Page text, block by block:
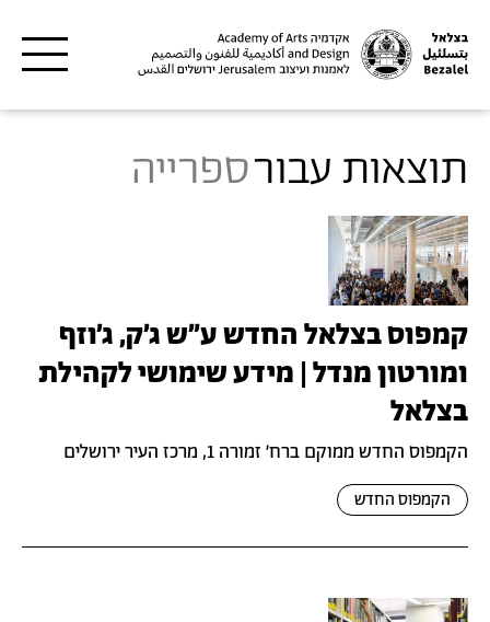
תוצאות עבורספרייה
קמפוס בצלאל החדש ע"ש ג'ק, ג'וזף
ומורטון מנדל | מידע שימושי לקהילת
בצלאל
הקמפוס החדש ממוקם ברח' זמורה 1, מרכז העיר ירושלים
הקמפוס החדש